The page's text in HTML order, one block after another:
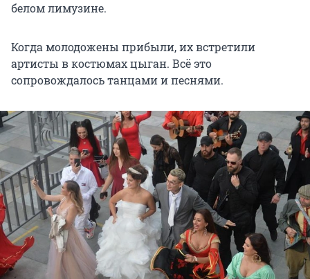
белом лимузине.
Когда молодожены прибыли, их встретили
артисты в костюмах цыган. Всё это
сопровождалось танцами и песнями.